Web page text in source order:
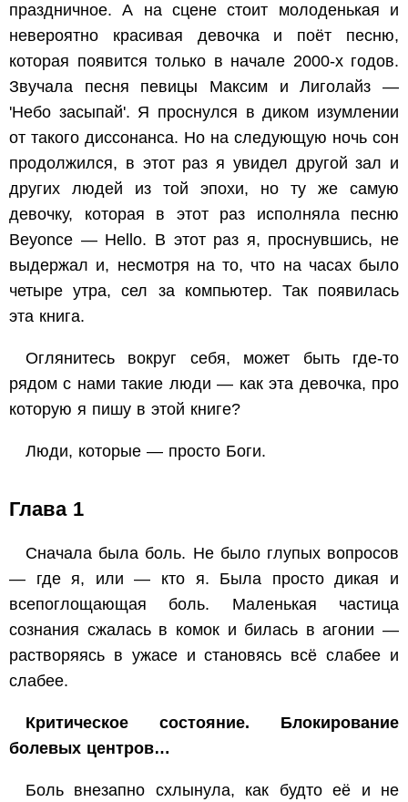
праздничное. А на сцене стоит молоденькая и
невероятно красивая девочка и поёт песню,
которая появится только в начале 2000-х годов.
Звучала песня певицы Максим и Лиголайз —
'Небо засыпай'. Я проснулся в диком изумлении
от такого диссонанса. Но на следующую ночь сон
продолжился, в этот раз я увидел другой зал и
других людей из той эпохи, но ту же самую
девочку, которая в этот раз исполняла песню
Beyonce — Hello. В этот раз я, проснувшись, не
выдержал и, несмотря на то, что на часах было
четыре утра, сел за компьютер. Так появилась
эта книга.
Оглянитесь вокруг себя, может быть где-то
рядом с нами такие люди — как эта девочка, про
которую я пишу в этой книге?
Люди, которые — просто Боги.
Глава 1
Сначала была боль. Не было глупых вопросов
— где я, или — кто я. Была просто дикая и
всепоглощающая боль. Маленькая частица
сознания сжалась в комок и билась в агонии —
растворяясь в ужасе и становясь всё слабее и
слабее.
Критическое состояние. Блокирование
болевых центров…
Боль внезапно схлынула, как будто её и не